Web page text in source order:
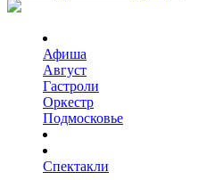
Афиша
Август
Гастроли
Оркестр
Подмосковье
Спектакли